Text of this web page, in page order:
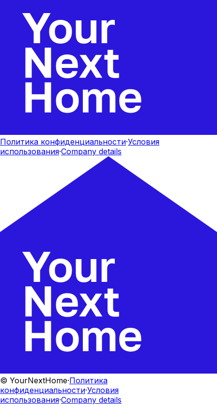
Политика конфиденциальности·Условия
использования·Company details
© YourNextHome·Политика
конфиденциальности·Условия
использования·Company details